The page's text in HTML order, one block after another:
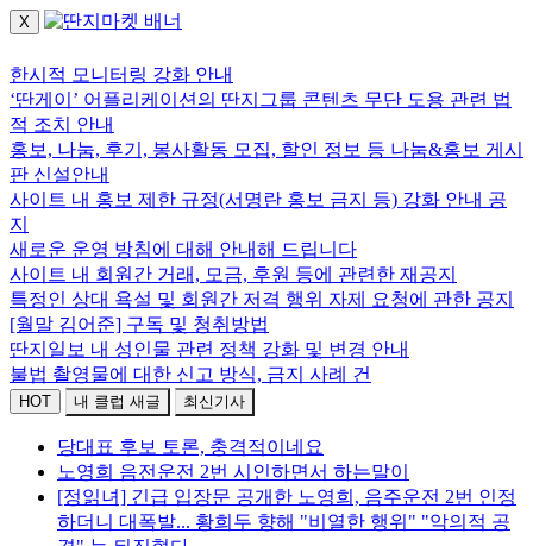
X
한시적 모니터링 강화 안내
‘딴게이’ 어플리케이션의 딴지그룹 콘텐츠 무단 도용 관련 법
적 조치 안내
홍보, 나눔, 후기, 봉사활동 모집, 할인 정보 등 나눔&홍보 게시
판 신설안내
사이트 내 홍보 제한 규정(서명란 홍보 금지 등) 강화 안내 공
지
새로운 운영 방침에 대해 안내해 드립니다
사이트 내 회원간 거래, 모금, 후원 등에 관련한 재공지
특정인 상대 욕설 및 회원간 저격 행위 자제 요청에 관한 공지
[월말 김어준] 구독 및 청취방법
딴지일보 내 성인물 관련 정책 강화 및 변경 안내
불법 촬영물에 대한 신고 방식, 금지 사례 건
HOT 내 클럽 새글 최신기사
당대표 후보 토론, 충격적이네요
노영희 음전운전 2번 시인하면서 하는말이
[정읽녀] 긴급 입장문 공개한 노영희, 음주운전 2번 인정
하더니 대폭발... 황희두 향해 "비열한 행위" "악의적 공